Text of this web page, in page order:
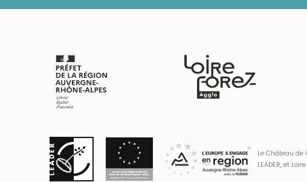
Le Château de
LEADER, et